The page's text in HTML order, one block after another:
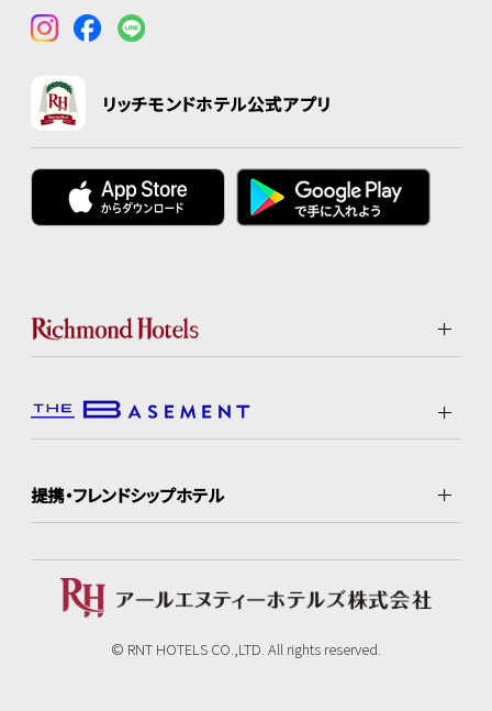
リッチモンドホテル公式アプリ
提携・フレンドシップホテル
© RNT HOTELS CO.,LTD. All rights reserved.